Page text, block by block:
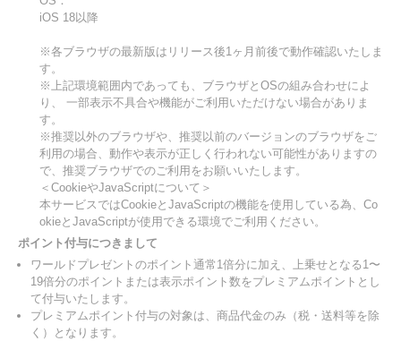
iOS 18以降
※各ブラウザの最新版はリリース後1ヶ月前後で動作確認いたしま
す。
※上記環境範囲内であっても、ブラウザとOSの組み合わせによ
り、 一部表示不具合や機能がご利用いただけない場合がありま
す。
※推奨以外のブラウザや、推奨以前のバージョンのブラウザをご
利用の場合、動作や表示が正しく行われない可能性がありますの
で、推奨ブラウザでのご利用をお願いいたします。
＜CookieやJavaScriptについて＞
本サービスではCookieとJavaScriptの機能を使用している為、Co
okieとJavaScriptが使用できる環境でご利用ください。
ポイント付与につきまして
ワールドプレゼントのポイント通常1倍分に加え、上乗せとなる1〜
19倍分のポイントまたは表示ポイント数をプレミアムポイントとし
て付与いたします。
プレミアムポイント付与の対象は、商品代金のみ（税・送料等を除
く）となります。